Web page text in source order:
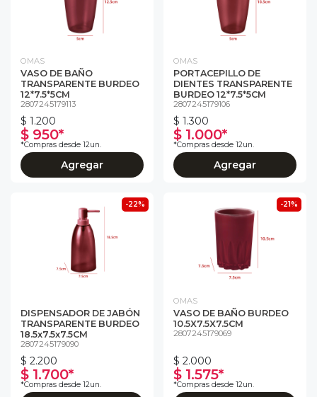
OMAS
VASO DE BAÑO
TRANSPARENTE BURDEO
12*7.5*5CM
2807245179113
$ 1.200
$ 950*
*Compras desde 12un.
Agregar
OMAS
PORTACEPILLO DE
DIENTES TRANSPARENTE
BURDEO 12*7.5*5CM
2807245179106
$ 1.300
$ 1.000*
*Compras desde 12un.
Agregar
-22%
DISPENSADOR DE JABÓN
TRANSPARENTE BURDEO
18.5x7.5x7.5CM
2807245179090
$ 2.200
$ 1.700*
*Compras desde 12un.
-21%
OMAS
VASO DE BAÑO BURDEO
10.5X7.5X7.5CM
2807245179069
$ 2.000
$ 1.575*
*Compras desde 12un.